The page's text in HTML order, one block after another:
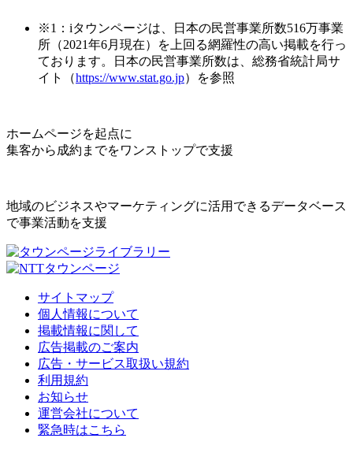
※1：iタウンページは、日本の民営事業所数516万事業
所（2021年6月現在）を上回る網羅性の高い掲載を行っ
ております。日本の民営事業所数は、総務省統計局サ
イト（https://www.stat.go.jp）を参照
ホームページを起点に
集客から成約までをワンストップで支援
地域のビジネスやマーケティングに活用できるデータベース
で事業活動を支援
サイトマップ
個人情報について
掲載情報に関して
広告掲載のご案内
広告・サービス取扱い規約
利用規約
お知らせ
運営会社について
緊急時はこちら